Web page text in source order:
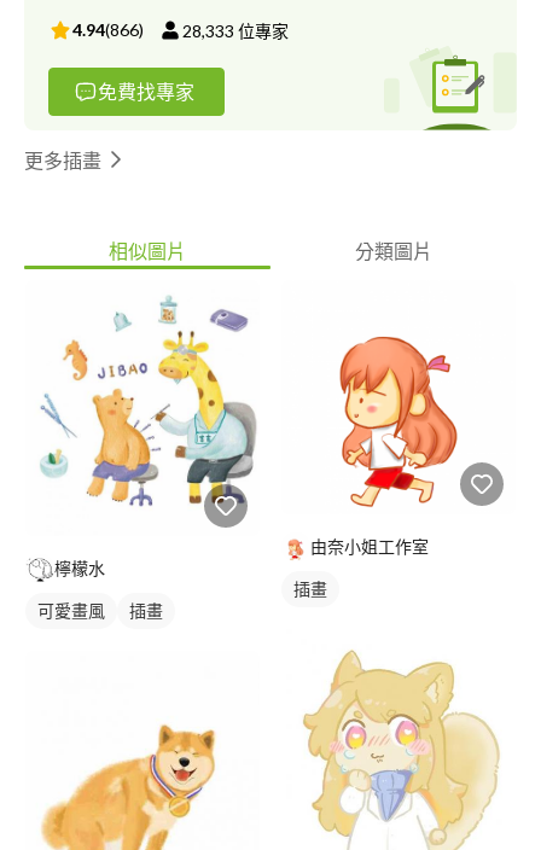
4.94(866) 28,333 位專家
免費找專家
更多插畫
相似圖片 分類圖片
檸檬水
可愛畫風 插畫
由奈小姐工作室
插畫